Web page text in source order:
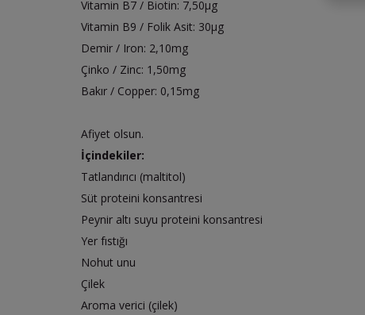
Vitamin B7 / Biotin: 7,50µg
Vitamin B9 / Folik Asit: 30µg
Demir / Iron: 2,10mg
Çinko / Zinc: 1,50mg
Bakır / Copper: 0,15mg
Afiyet olsun.
İçindekiler:
Tatlandırıcı (maltitol)
Süt proteini konsantresi
Peynir altı suyu proteini konsantresi
Yer fıstığı
Nohut unu
Çilek
Aroma verici (çilek)